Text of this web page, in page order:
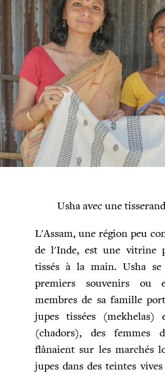
Usha avec une
L'Assam, une région peu
de l'Inde, est une vitrine
tissés à la main. Usha se
premiers souvenirs ou
membres de sa famille
jupes tissées (mekhelas)
(chadors), des femmes
flânaient sur les marchés
jupes dans des teintes